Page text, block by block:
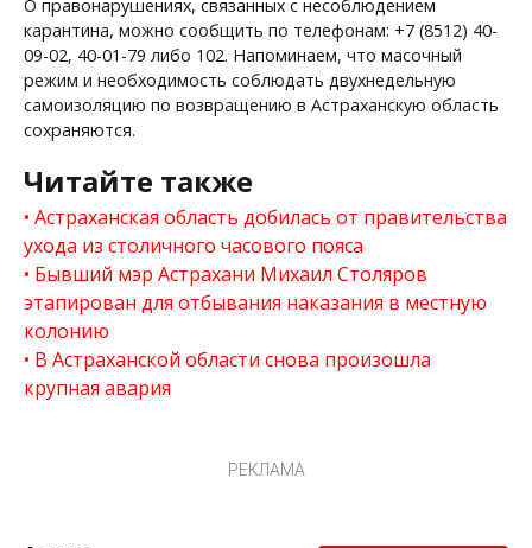
О правонарушениях, связанных с несоблюдением
карантина, можно сообщить по телефонам: +7 (8512) 40-
09-02, 40-01-79 либо 102. Напоминаем, что масочный
режим и необходимость соблюдать двухнедельную
самоизоляцию по возвращению в Астраханскую область
сохраняются.
Читайте также
Астраханская область добилась от правительства
ухода из столичного часового пояса
Бывший мэр Астрахани Михаил Столяров
этапирован для отбывания наказания в местную
колонию
В Астраханской области снова произошла
крупная авария
РЕКЛАМА